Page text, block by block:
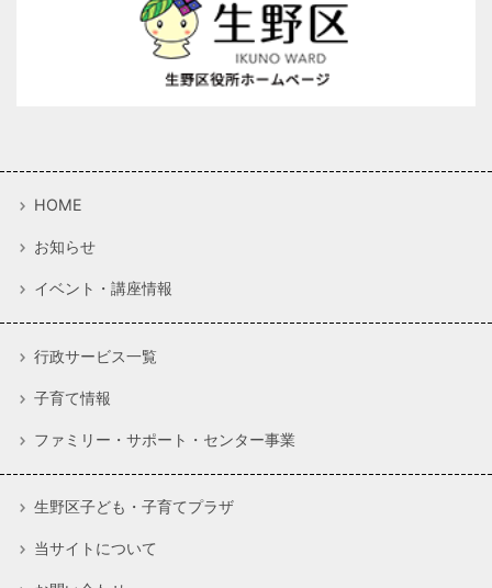
HOME
お知らせ
イベント・講座情報
行政サービス一覧
子育て情報
ファミリー・サポート・センター事業
生野区子ども・子育てプラザ
当サイトについて